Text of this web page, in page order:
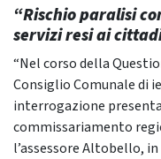
“Rischio paralisi
servizi resi ai
“Nel corso della
Consiglio Comunale di
interrogazione
commissariamento
l’assessore Altobello,